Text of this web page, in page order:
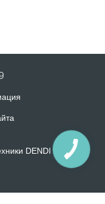
DENDI